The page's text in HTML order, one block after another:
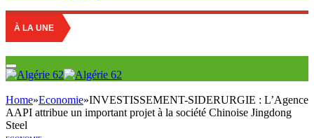
À LA UNE
Home»Economie»INVESTISSEMENT-SIDERURGIE : L’Agence
AAPI attribue un important projet à la société Chinoise Jingdong
Steel